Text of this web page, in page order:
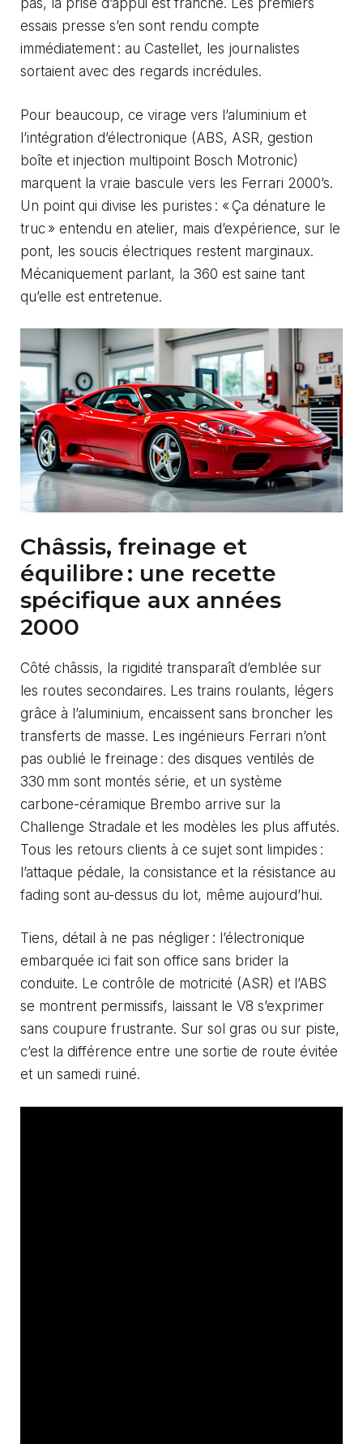
pas, la prise d’appui est franche. Les premiers
essais presse s’en sont rendu compte
immédiatement : au Castellet, les journalistes
sortaient avec des regards incrédules.
Pour beaucoup, ce virage vers l’aluminium et
l’intégration d’électronique (ABS, ASR, gestion
boîte et injection multipoint Bosch Motronic)
marquent la vraie bascule vers les Ferrari 2000’s.
Un point qui divise les puristes : « Ça dénature le
truc » entendu en atelier, mais d’expérience, sur le
pont, les soucis électriques restent marginaux.
Mécaniquement parlant, la 360 est saine tant
qu’elle est entretenue.
Châssis, freinage et
équilibre : une recette
spécifique aux années
2000
Côté châssis, la rigidité transparaît d’emblée sur
les routes secondaires. Les trains roulants, légers
grâce à l’aluminium, encaissent sans broncher les
transferts de masse. Les ingénieurs Ferrari n’ont
pas oublié le freinage : des disques ventilés de
330 mm sont montés série, et un système
carbone-céramique Brembo arrive sur la
Challenge Stradale et les modèles les plus affutés.
Tous les retours clients à ce sujet sont limpides :
l’attaque pédale, la consistance et la résistance au
fading sont au-dessus du lot, même aujourd’hui.
Tiens, détail à ne pas négliger : l’électronique
embarquée ici fait son office sans brider la
conduite. Le contrôle de motricité (ASR) et l’ABS
se montrent permissifs, laissant le V8 s’exprimer
sans coupure frustrante. Sur sol gras ou sur piste,
c’est la différence entre une sortie de route évitée
et un samedi ruiné.